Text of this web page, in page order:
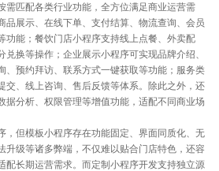
匹配各类行业功能，全方位满足商业运营需
品展示、在线下单、支付结算、物流查询、会员
功能；餐饮门店小程序支持线上点餐、外卖配
换等操作；企业展示小程序可实现品牌介绍、
、预约拜访、联系方式一键获取等功能；服务类
交、线上咨询、售后反馈等体系。除此之外，还
据分析、权限管理等增值功能，适配不同商业场
但模板小程序存在功能固定、界面同质化、无
升级等诸多弊端，不仅难以贴合门店特色，还容
配长期运营需求。而定制小程序开发支持独立源